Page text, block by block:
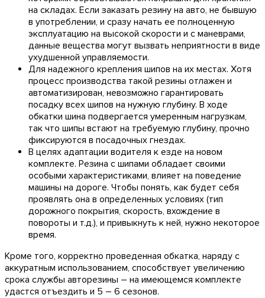
на складах. Если заказать резину на авто, не бывшую
в употреблении, и сразу начать ее полноценную
эксплуатацию на высокой скорости и с маневрами,
данные вещества могут вызвать неприятности в виде
ухудшенной управляемости.
Для надежного крепления шипов на их местах. Хотя
процесс производства такой резины отлажен и
автоматизирован, невозможно гарантировать
посадку всех шипов на нужную глубину. В ходе
обкатки шина подвергается умеренным нагрузкам,
так что шипы встают на требуемую глубину, прочно
фиксируются в посадочных гнездах.
В целях адаптации водителя к езде на новом
комплекте. Резина с шипами обладает своими
особыми характеристиками, влияет на поведение
машины на дороге. Чтобы понять, как будет себя
проявлять она в определенных условиях (тип
дорожного покрытия, скорость, вхождение в
повороты и т.д.), и привыкнуть к ней, нужно некоторое
время.
Кроме того, корректно проведенная обкатка, наряду с
аккуратным использованием, способствует увеличению
срока службы авторезины – на имеющемся комплекте
удастся отъездить и 5 – 6 сезонов.